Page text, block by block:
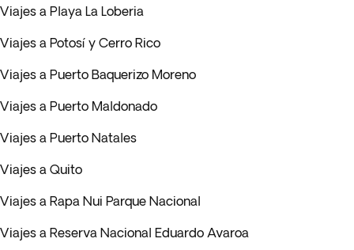
Viajes a Playa La Loberia
Viajes a Potosí y Cerro Rico
Viajes a Puerto Baquerizo Moreno
Viajes a Puerto Maldonado
Viajes a Puerto Natales
Viajes a Quito
Viajes a Rapa Nui Parque Nacional
Viajes a Reserva Nacional Eduardo Avaroa